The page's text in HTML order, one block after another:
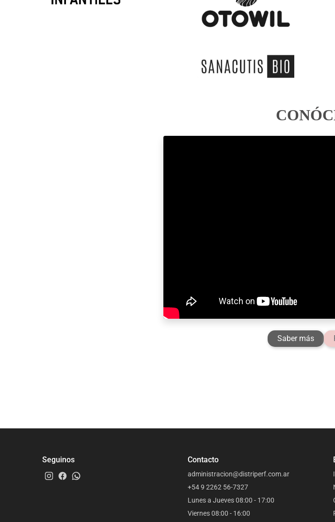
Saber más
Seguinos Contacto
administracion@distriperf.com.ar
+54 9 2262 56-7327
Lunes a Jueves 08:00 - 17:00
Viernes 08:00 - 16:00